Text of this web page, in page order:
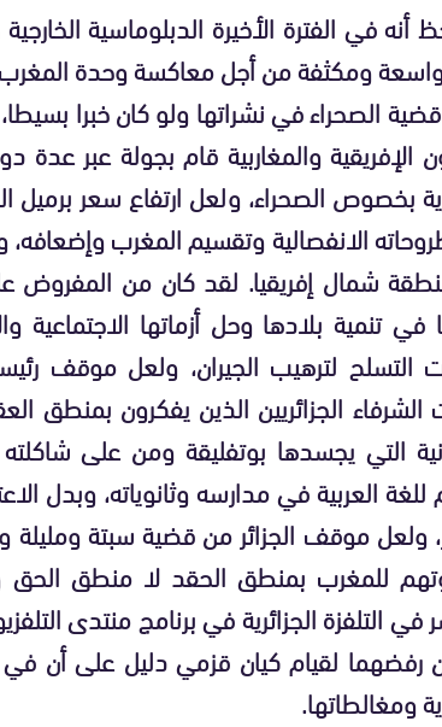
أنه في الفترة الأخيرة الدبلوماسية
ومكثفة من أجل معاكسة وحدة المغرب،
الصحراء في نشراتها ولو كان خبرا
الإفريقية والمغاربية قام بجولة عبر عدة
بخصوص الصحراء، ولعل ارتفاع سعر برميل
الانفصالية وتقسيم المغرب
شمال إفريقيا. لقد كان من المفروض
في تنمية بلادها وحل أزماتها
التسلح لترهيب الجيران، ولعل موقف
الجزائريين الذين يفكرون بمنطق
التي يجسدها بوتفليقة ومن على
للغة العربية في مدارسه وثانوياته، وبدل
ولعل موقف الجزائر من قضية سبتة
للمغرب بمنطق الحقد لا منطق الحق
في التلفزة الجزائرية في برنامج منتدى
رفضهما لقيام كيان قزمي دليل على أن في
ومغالطاتها.